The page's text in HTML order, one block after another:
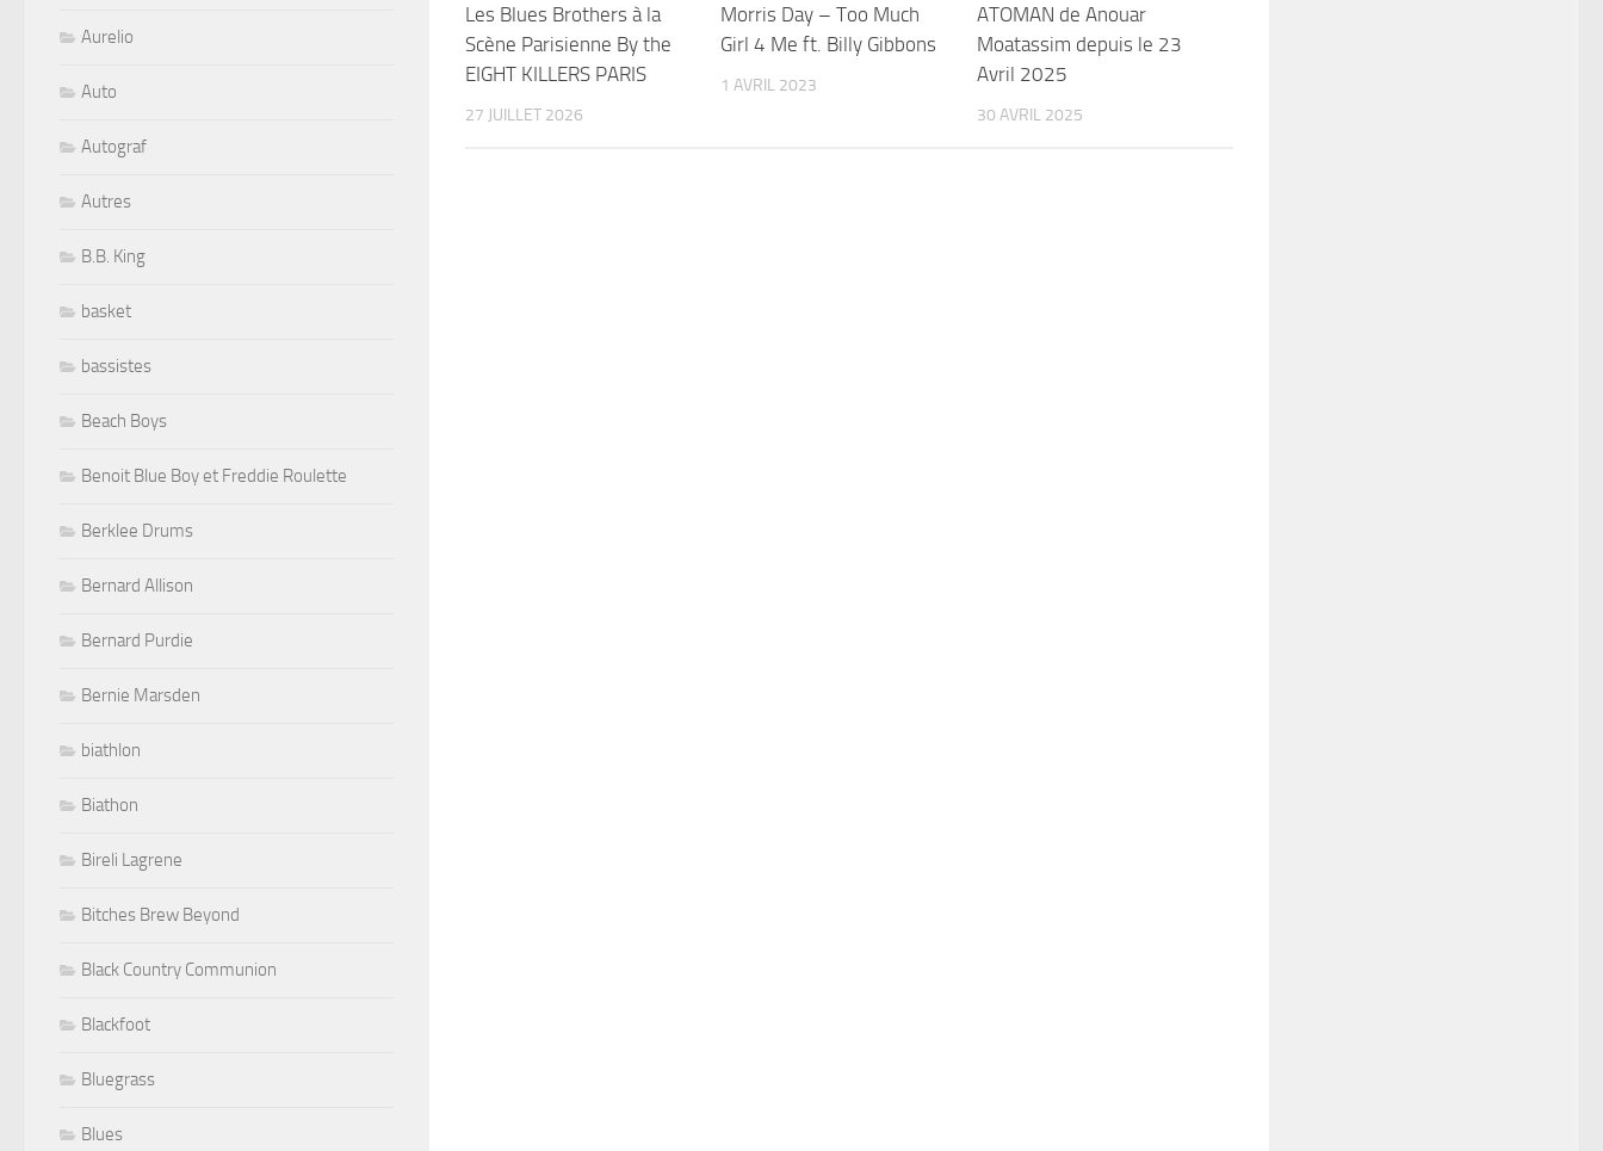
Les Blues Brothers à la
Scène Parisienne By the
EIGHT KILLERS PARIS
27 JUILLET 2026
Morris Day – Too Much
Girl 4 Me ft. Billy Gibbons
1 AVRIL 2023
ATOMAN de Anouar
Moatassim depuis le 23
Avril 2025
30 AVRIL 2025
Aurelio
Auto
Autograf
Autres
B.B. King
basket
bassistes
Beach Boys
Benoit Blue Boy et Freddie Roulette
Berklee Drums
Bernard Allison
Bernard Purdie
Bernie Marsden
biathlon
Biathon
Bireli Lagrene
Bitches Brew Beyond
Black Country Communion
Blackfoot
Bluegrass
Blues